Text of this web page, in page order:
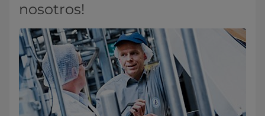
nosotros!